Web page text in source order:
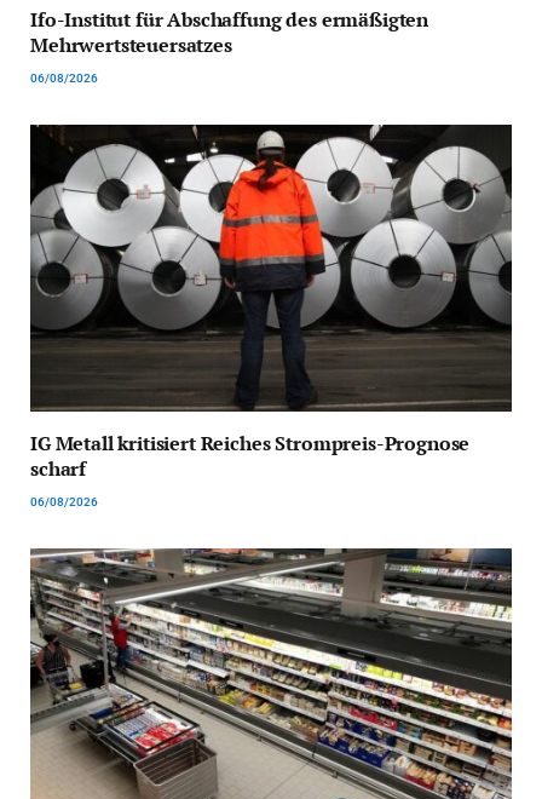
Ifo-Institut für Abschaffung des ermäßigten
Mehrwertsteuersatzes
06/08/2026
IG Metall kritisiert Reiches Strompreis-Prognose
scharf
06/08/2026